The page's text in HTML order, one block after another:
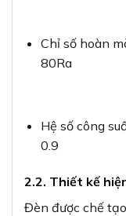
Chỉ số hoàn
80Ra
Hệ số công
0.9
2.2. Thiết kế
Đèn được chế